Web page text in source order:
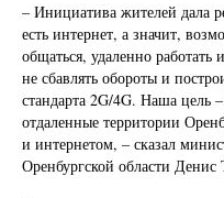
– Инициатива жителей дала
есть интернет, а значит,
общаться, удаленно
не сбавлять обороты и
стандарта 2G/4G. Наша цель
отдаленные территории
и интернетом, – сказал
Оренбургской области Денис